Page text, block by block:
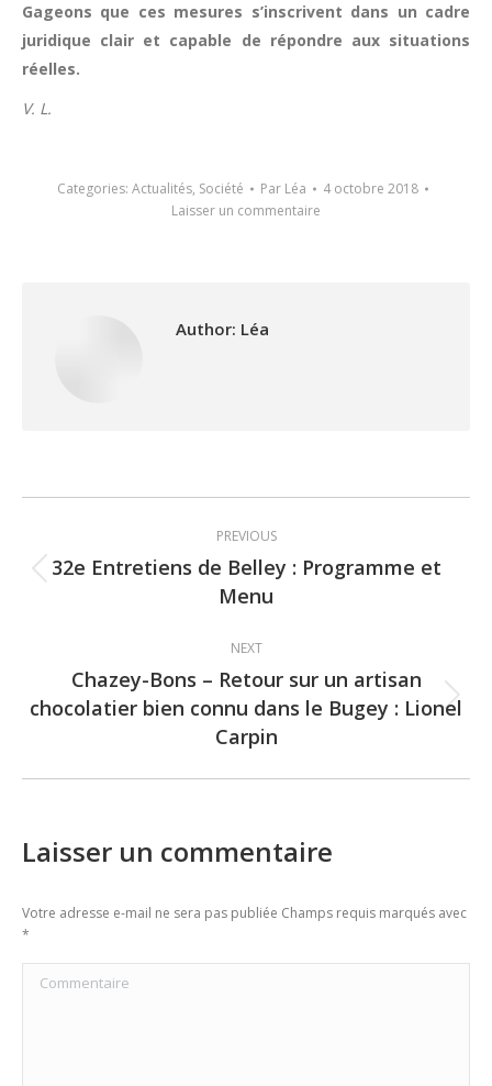
Gageons que ces mesures s’inscrivent dans un cadre
juridique clair et capable de répondre aux situations
réelles.
V. L.
Categories: Actualités, Société Par Léa
4 octobre 2018
Laisser un commentaire
Author: Léa
navigation
PREVIOUS
Previous
post:
32e Entretiens de Belley : Programme et
Menu
NEXT
Next
post:
Chazey-Bons – Retour sur un artisan
chocolatier bien connu dans le Bugey : Lionel
Carpin
Laisser un commentaire
Votre adresse e-mail ne sera pas publiée Champs requis marqués avec
*
Commentaire